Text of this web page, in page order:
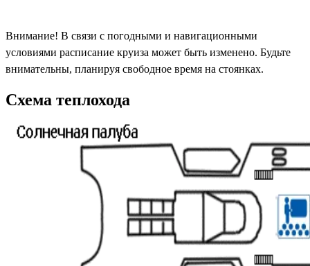
Внимание! В связи с погодными и навигационными
условиями расписание круиза может быть изменено. Будьте
внимательны, планируя свободное время на стоянках.
Схема теплохода